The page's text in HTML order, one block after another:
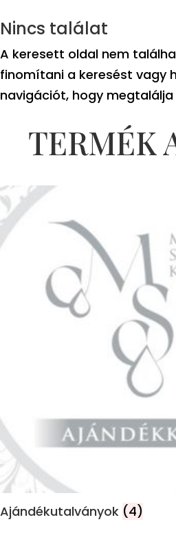
Nincs találat
A keresett oldal nem
finomítani a keresést vagy
navigációt, hogy megtalálja
TERMÉK
Ajándékutalványok (4)